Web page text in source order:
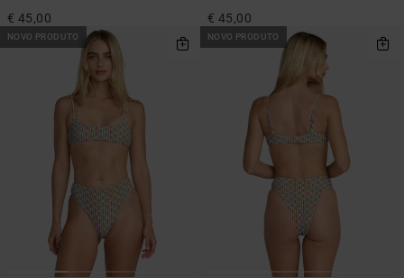
€ 45,00 € 45,00
NOVO PRODUTO NOVO PRODUTO